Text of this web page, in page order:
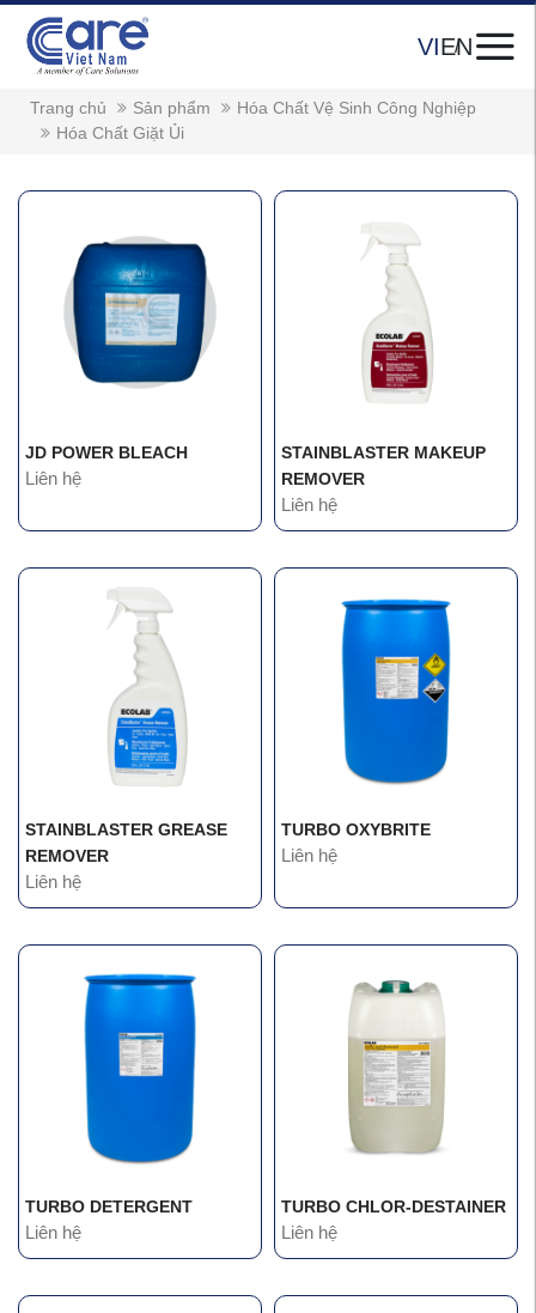
VIEN
Trang chủ Sản phẩm
Hóa Chất Vệ Sinh Công Nghiệp
Hóa Chất Giặt Ủi
JD POWER BLEACH
Liên hệ
STAINBLASTER MAKEUP
REMOVER
Liên hệ
STAINBLASTER GREASE
REMOVER
Liên hệ
TURBO OXYBRITE
Liên hệ
TURBO DETERGENT
Liên hệ
TURBO CHLOR-DESTAINER
Liên hệ